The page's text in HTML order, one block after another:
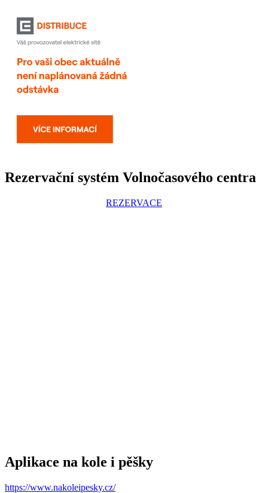
Rezervační systém Volnočasového centra
REZERVACE
Aplikace na kole i pěšky
https://www.nakoleipesky.cz/